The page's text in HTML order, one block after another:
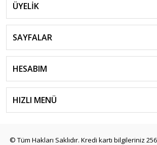
ÜYELİK
SAYFALAR
HESABIM
HIZLI MENÜ
© Tüm Hakları Saklıdır. Kredi kartı bilgileriniz